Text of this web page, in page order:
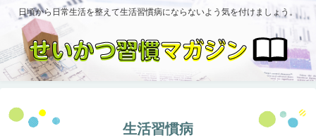
日頃から日常生活を整えて生活習慣病にならないよう気を付けましょう。
生活習慣病